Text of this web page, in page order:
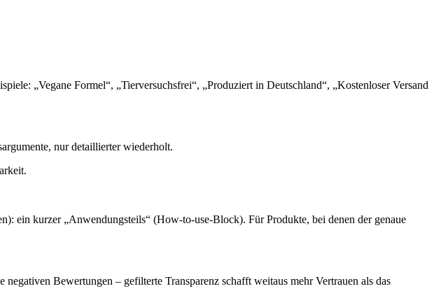
„Vegane Formel“, „Tierversuchsfrei“, „Produziert in Deutschland“, „Kostenloser Versand
nur detaillierter wiederholt.
ein kurzer „Anwendungsteils“ (How-to-use-Block). Für Produkte, bei denen der genaue
Bewertungen – gefilterte Transparenz schafft weitaus mehr Vertrauen als das